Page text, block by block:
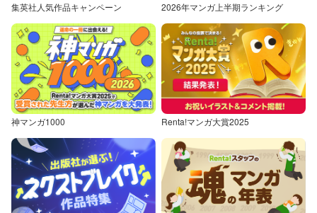
集英社人気作品キャンペーン 2026年マンガ上半期ランキング
神マンガ1000 Renta!マンガ大賞2025